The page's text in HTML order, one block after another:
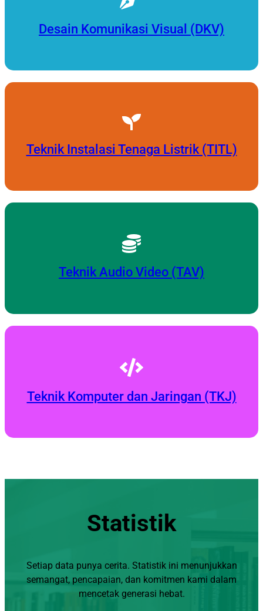
Desain Komunikasi Visual (DKV)
Teknik Instalasi Tenaga Listrik (TITL)
Teknik Audio Video (TAV)
Teknik Komputer dan Jaringan (TKJ)
Statistik
Setiap data punya cerita. Statistik ini menunjukkan
semangat, pencapaian, dan komitmen kami dalam
mencetak generasi hebat.